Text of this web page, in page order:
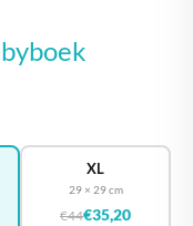
XL
29 × 29 cm
€44€35,20